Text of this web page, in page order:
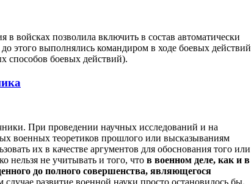
в войсках позволила включить в состав автоматически
этого выполнялись командиром в ходе боевых действий
способов боевых действий).
При проведении научных исследований и на
военных теоретиков прошлого или высказываниям
их в качестве аргументов для обоснования того или
нельзя не учитывать и того, что в военном деле, как и в
до полного совершенства, являющегося
случае развитие военной науки просто остановилось бы.